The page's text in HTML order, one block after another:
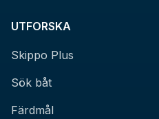
UTFORSKA
Skippo Plus
Sök båt
Färdmål